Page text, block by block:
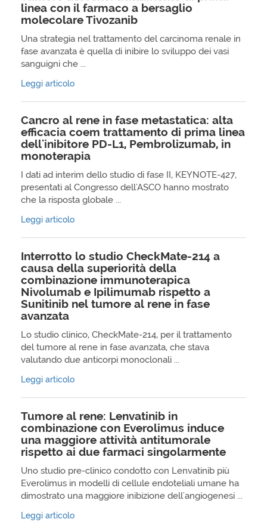
linea con il farmaco a bersaglio
molecolare Tivozanib
Una strategia nel trattamento del carcinoma renale in
fase avanzata è quella di inibire lo sviluppo dei vasi
sanguigni che ...
Leggi articolo
Cancro al rene in fase metastatica: alta
efficacia coem trattamento di prima linea
dell'inibitore PD-L1, Pembrolizumab, in
monoterapia
I dati ad interim dello studio di fase II, KEYNOTE-427,
presentati al Congresso dell'ASCO hanno mostrato
che la risposta globale ...
Leggi articolo
Interrotto lo studio CheckMate-214 a
causa della superiorità della
combinazione immunoterapica
Nivolumab e Ipilimumab rispetto a
Sunitinib nel tumore al rene in fase
avanzata
Lo studio clinico, CheckMate-214, per il trattamento
del tumore al rene in fase avanzata, che stava
valutando due anticorpi monoclonali ...
Leggi articolo
Tumore al rene: Lenvatinib in
combinazione con Everolimus induce
una maggiore attività antitumorale
rispetto ai due farmaci singolarmente
Uno studio pre-clinico condotto con Lenvatinib più
Everolimus in modelli di cellule endoteliali umane ha
dimostrato una maggiore inibizione dell'angiogenesi ...
Leggi articolo